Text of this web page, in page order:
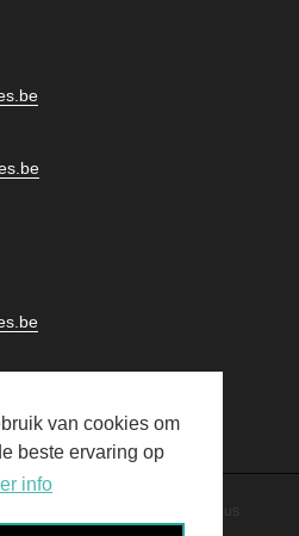
van cookies om
beste ervaring op
info
Matic |Privacy Beleid